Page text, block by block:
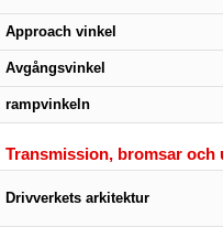
Approach vinkel
Avgångsvinkel
rampvinkeln
Transmission, bromsar och
Drivverkets arkitektur